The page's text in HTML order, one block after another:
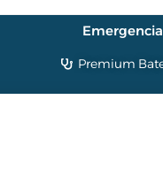
Premium